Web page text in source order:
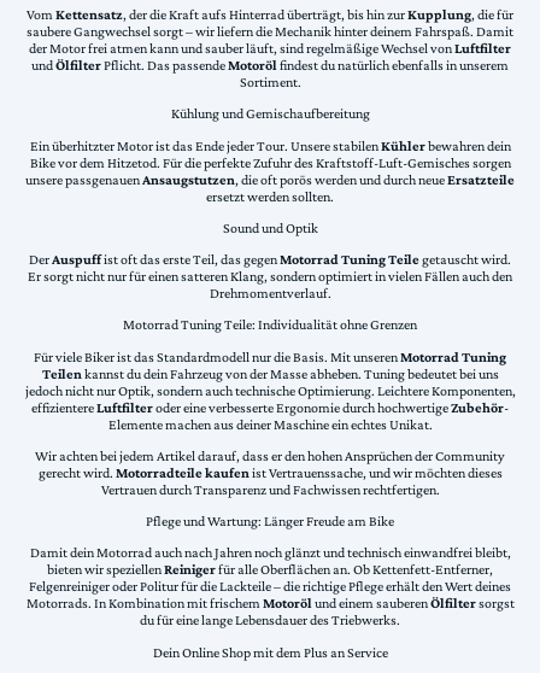
VomKettensatz, der die Kraft aufs Hinterrad überträgt, bis hin zurKupplung, die für
saubere Gangwechsel sorgt – wir liefern die Mechanik hinter deinem Fahrspaß. Damit
der Motor frei atmen kann und sauber läuft, sind regelmäßige Wechsel vonLuftfilter
undÖlfilterPflicht. Das passendeMotorölfindest du natürlich ebenfalls in unserem
Sortiment.
Kühlung und Gemischaufbereitung
Ein überhitzter Motor ist das Ende jeder Tour. Unsere stabilenKühlerbewahren dein
Bike vor dem Hitzetod. Für die perfekte Zufuhr des Kraftstoff-Luft-Gemisches sorgen
unsere passgenauenAnsaugstutzen, die oft porös werden und durch neueErsatzteile
ersetzt werden sollten.
Sound und Optik
DerAuspuffist oft das erste Teil, das gegenMotorrad Tuning Teilegetauscht wird.
Er sorgt nicht nur für einen satteren Klang, sondern optimiert in vielen Fällen auch den
Drehmomentverlauf.
Motorrad Tuning Teile: Individualität ohne Grenzen
Für viele Biker ist das Standardmodell nur die Basis. Mit unserenMotorrad Tuning
Teilen kannst du dein Fahrzeug von der Masse abheben. Tuning bedeutet bei uns
jedoch nicht nur Optik, sondern auch technische Optimierung. Leichtere Komponenten,
effizientereLuftfilteroder eine verbesserte Ergonomie durch hochwertigeZubehör-
Elemente machen aus deiner Maschine ein echtes Unikat.
Wir achten bei jedem Artikel darauf, dass er den hohen Ansprüchen der Community
gerecht wird. Motorradteile kaufen ist Vertrauenssache, und wir möchten dieses
Vertrauen durch Transparenz und Fachwissen rechtfertigen.
Pflege und Wartung: Länger Freude am Bike
Damit dein Motorrad auch nach Jahren noch glänzt und technisch einwandfrei bleibt,
bieten wir speziellenReinigerfür alle Oberflächen an. Ob Kettenfett-Entferner,
Felgenreiniger oder Politur für die Lackteile – die richtige Pflege erhält den Wert deines
Motorrads. In Kombination mit frischemMotorölund einem sauberenÖlfiltersorgst
du für eine lange Lebensdauer des Triebwerks.
Dein Online Shop mit dem Plus an Service